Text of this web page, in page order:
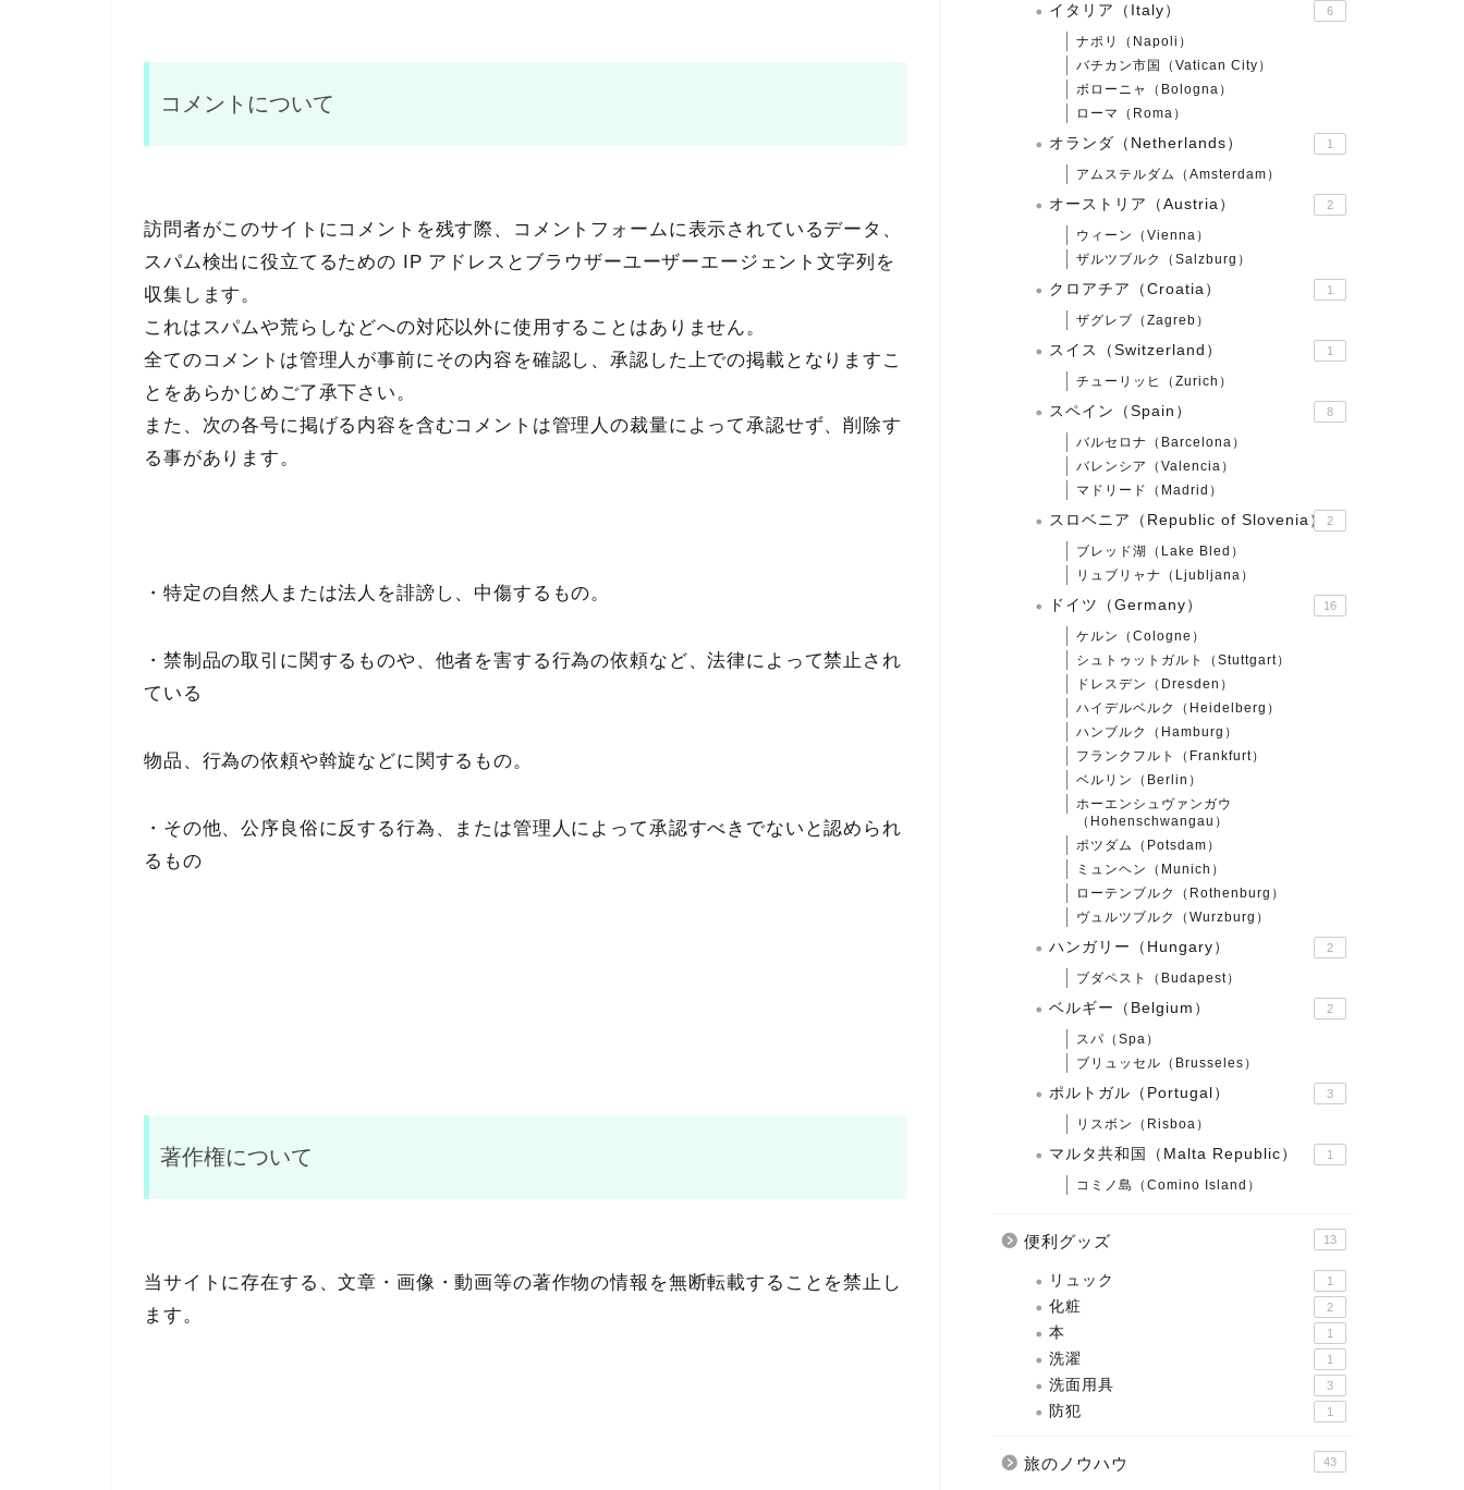
コメントについて
訪問者がこのサイトにコメントを残す際、コメントフォームに表示されているデータ、
スパム検出に役立てるための IP アドレスとブラウザーユーザーエージェント文字列を
収集します。
これはスパムや荒らしなどへの対応以外に使用することはありません。
全てのコメントは管理人が事前にその内容を確認し、承認した上での掲載となりますこ
とをあらかじめご了承下さい。
また、次の各号に掲げる内容を含むコメントは管理人の裁量によって承認せず、削除す
る事があります。
・特定の自然人または法人を誹謗し、中傷するもの。
・禁制品の取引に関するものや、他者を害する行為の依頼など、法律によって禁止され
ている
物品、行為の依頼や斡旋などに関するもの。
・その他、公序良俗に反する行為、または管理人によって承認すべきでないと認められ
るもの
著作権について
当サイトに存在する、文章・画像・動画等の著作物の情報を無断転載することを禁止し
ます。
イタリア（Italy） 6
ナポリ（Napoli）
バチカン市国（Vatican City）
ボローニャ（Bologna）
ローマ（Roma）
オランダ（Netherlands） 1
アムステルダム（Amsterdam）
オーストリア（Austria） 2
ウィーン（Vienna）
ザルツブルク（Salzburg）
クロアチア（Croatia） 1
ザグレブ（Zagreb）
スイス（Switzerland） 1
チューリッヒ（Zurich）
スペイン（Spain） 8
バルセロナ（Barcelona）
バレンシア（Valencia）
マドリード（Madrid）
スロベニア（Republic of Slovenia） 2
ブレッド湖（Lake Bled）
リュブリャナ（Ljubljana）
ドイツ（Germany） 16
ケルン（Cologne）
シュトゥットガルト（Stuttgart）
ドレスデン（Dresden）
ハイデルベルク（Heidelberg）
ハンブルク（Hamburg）
フランクフルト（Frankfurt）
ベルリン（Berlin）
ホーエンシュヴァンガウ
（Hohenschwangau）
ポツダム（Potsdam）
ミュンヘン（Munich）
ローテンブルク（Rothenburg）
ヴュルツブルク（Wurzburg）
ハンガリー（Hungary） 2
ブダペスト（Budapest）
ベルギー（Belgium） 2
スパ（Spa）
ブリュッセル（Brusseles）
ポルトガル（Portugal） 3
リスボン（Risboa）
マルタ共和国（Malta Republic） 1
コミノ島（Comino Island）
便利グッズ 13
リュック 1
化粧 2
本 1
洗濯 1
洗面用具 3
防犯 1
旅のノウハウ 43